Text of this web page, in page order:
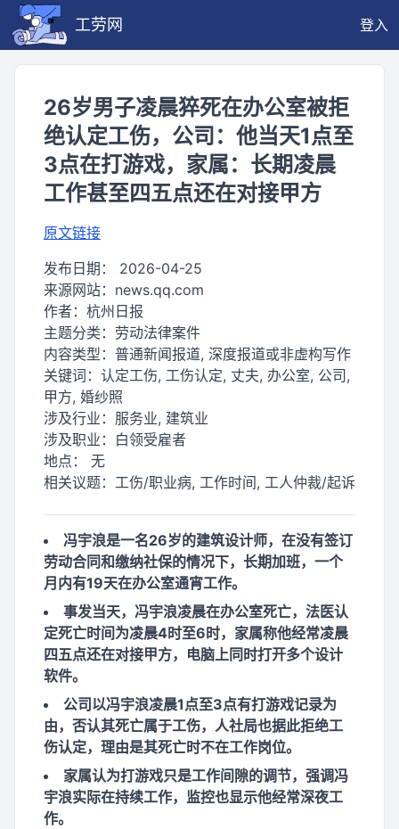
工劳网 登入
26岁男子凌晨猝死在办公室被拒
绝认定工伤，公司：他当天1点至
3点在打游戏，家属：长期凌晨
工作甚至四五点还在对接甲方
原文链接
发布日期： 2026-04-25
来源网站： news.qq.com
作者： 杭州日报
主题分类： 劳动法律案件
内容类型： 普通新闻报道, 深度报道或非虚构写作
关键词： 认定工伤, 工伤认定, 丈夫, 办公室, 公司,
甲方, 婚纱照
涉及行业： 服务业, 建筑业
涉及职业： 白领受雇者
地点： 无
相关议题： 工伤/职业病, 工作时间, 工人仲裁/起诉
冯宇浪是一名26岁的建筑设计师，在没有签订
劳动合同和缴纳社保的情况下，长期加班，一个
月内有19天在办公室通宵工作。
事发当天，冯宇浪凌晨在办公室死亡，法医认
定死亡时间为凌晨4时至6时，家属称他经常凌晨
四五点还在对接甲方，电脑上同时打开多个设计
软件。
公司以冯宇浪凌晨1点至3点有打游戏记录为
由，否认其死亡属于工伤，人社局也据此拒绝工
伤认定，理由是其死亡时不在工作岗位。
家属认为打游戏只是工作间隙的调节，强调冯
宇浪实际在持续工作，监控也显示他经常深夜工
作。